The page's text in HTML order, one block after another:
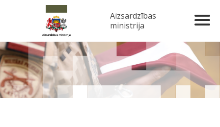
Aizsardzības
ministrija